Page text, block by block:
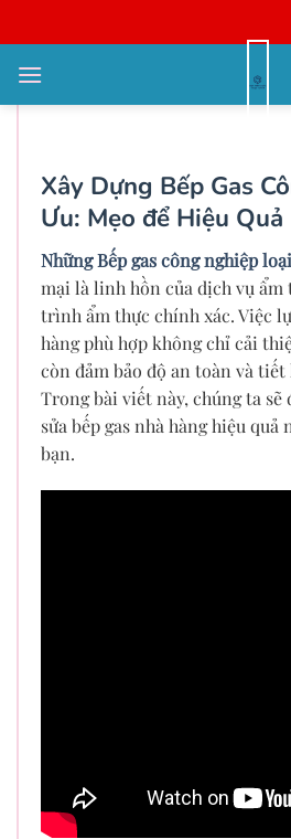
qua
nội
Khuyến mại Bếp
Xây Dựng Bếp Gas
Ưu: Mẹo để Hiệu Quả
Những Bếp gas công nghiệp
mại là linh hồn của dịch vụ ẩm
trình ẩm thực chính xác. Việc
hàng phù hợp không chỉ cải
còn đảm bảo độ an toàn và
Trong bài viết này, chúng ta sẽ
sửa bếp gas nhà hàng hiệu quả
bạn.